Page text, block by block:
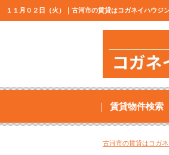
１１月０２日（火）｜古河市の賃貸はコガネイハウジ
賃貸物件検索
古河市の賃貸はコガ